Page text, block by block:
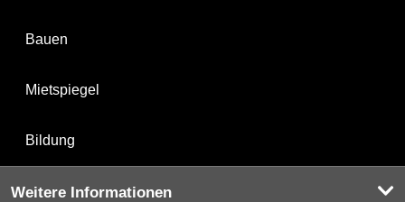
Bauen
Mietspiegel
Bildung
Weitere Informationen